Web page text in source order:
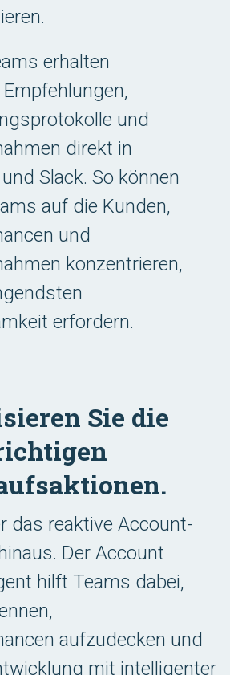
erhalten
und
direkt in
Slack. So können
auf die Kunden,
und
konzentrieren,
erfordern.
Sie die
das reaktive Account-
Der Account
hilft Teams dabei,
aufzudecken und
mit intelligenter